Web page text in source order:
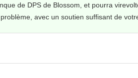
de DPS de Blossom, et pourra
avec un soutien suffisant de